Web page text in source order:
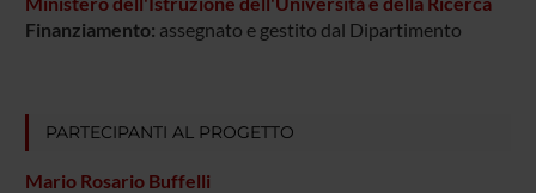
Finanziamento: assegnato e gestito dal Dipartimento
PARTECIPANTI AL PROGETTO
Mario Rosario Buffelli